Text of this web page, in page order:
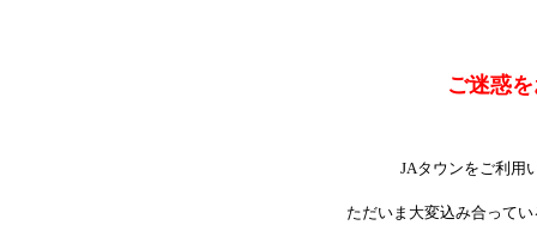
ご迷惑
JAタウンをご利用
ただいま大変込み合って